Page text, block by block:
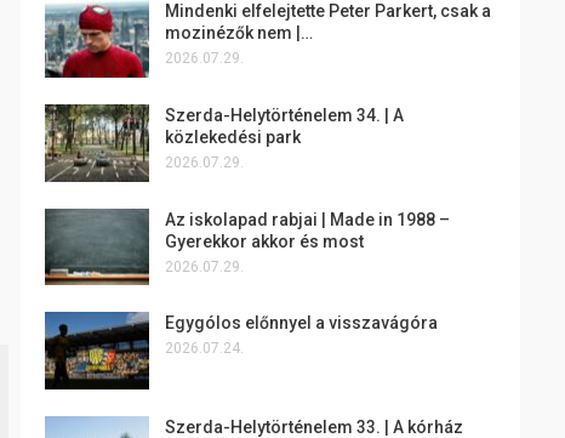
Mindenki elfelejtette Peter Parkert, csak a
mozinézők nem |…
2026.07.29.
Szerda-Helytörténelem 34. | A
közlekedési park
2026.07.29.
Az iskolapad rabjai | Made in 1988 –
Gyerekkor akkor és most
2026.07.29.
Egygólos előnnyel a visszavágóra
2026.07.24.
Szerda-Helytörténelem 33. | A kórház